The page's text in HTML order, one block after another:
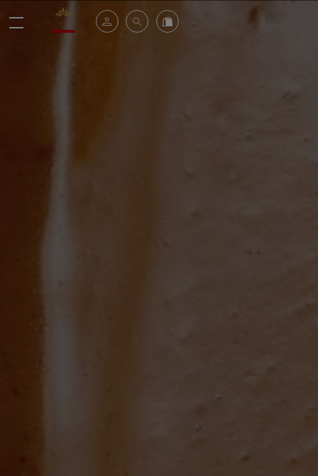
Valrhona - Imaginons le meilleur du chocolat
Il mio account
Cerca Ordinate i nostri prodotti online